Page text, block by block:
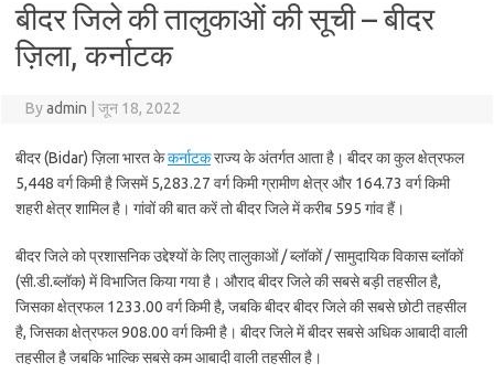
बीदर जिले की तालुकाओं की सूची – बीदर
ज़िला, कर्नाटक
Byadmin जून 18, 2022
बीदर (Bidar) ज़िला भारत केकर्नाटकराज्य के अंतर्गत आता है। बीदर का कुल क्षेत्रफल
5,448 वर्ग किमी है जिसमें 5,283.27 वर्ग किमी ग्रामीण क्षेत्र और 164.73 वर्ग किमी
शहरी क्षेत्र शामिल है। गांवों की बात करें तो बीदर जिले में करीब 595 गांव हैं।
बीदर जिले को प्रशासनिक उद्देश्यों के लिए तालुकाओं / ब्लॉकों / सामुदायिक विकास ब्लॉकों
(सी.डी.ब्लॉक) में विभाजित किया गया है। औराद बीदर जिले की सबसे बड़ी तहसील है,
जिसका क्षेत्रफल 1233.00 वर्ग किमी है, जबकि बीदर बीदर जिले की सबसे छोटी तहसील
है, जिसका क्षेत्रफल 908.00 वर्ग किमी है। बीदर जिले में बीदर सबसे अधिक आबादी वाली
तहसील है जबकि भाल्कि सबसे कम आबादी वाली तहसील है।